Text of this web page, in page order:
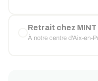
Retrait chez MINT
À notre centre d'Aix-en-